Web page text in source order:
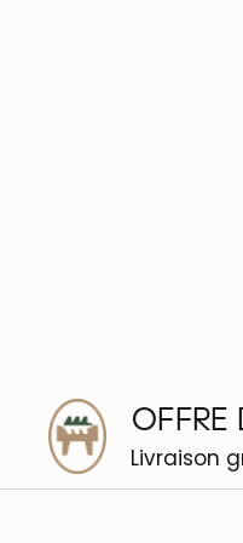
Livraison